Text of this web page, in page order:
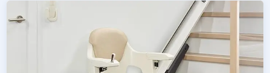
Moderner gerader Treppenlift in Mülsen Wulm
Geprüfter, gebrauchter Treppenlift für gerade
Neuer Treppenlift für gerade Treppen in Mülsen